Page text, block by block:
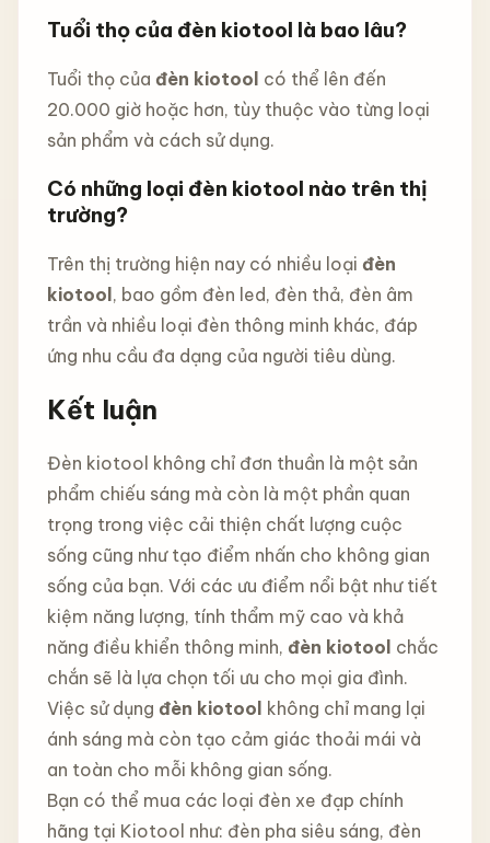
Tuổi thọ của đèn kiotool là bao lâu?
Tuổi thọ của đèn kiotool có thể lên đến
20.000 giờ hoặc hơn, tùy thuộc vào từng loại
sản phẩm và cách sử dụng.
Có những loại đèn kiotool nào trên thị
trường?
Trên thị trường hiện nay có nhiều loại đèn
kiotool, bao gồm đèn led, đèn thả, đèn âm
trần và nhiều loại đèn thông minh khác, đáp
ứng nhu cầu đa dạng của người tiêu dùng.
Kết luận
Đèn kiotool không chỉ đơn thuần là một sản
phẩm chiếu sáng mà còn là một phần quan
trọng trong việc cải thiện chất lượng cuộc
sống cũng như tạo điểm nhấn cho không gian
sống của bạn. Với các ưu điểm nổi bật như tiết
kiệm năng lượng, tính thẩm mỹ cao và khả
năng điều khiển thông minh, đèn kiotool chắc
chắn sẽ là lựa chọn tối ưu cho mọi gia đình.
Việc sử dụng đèn kiotool không chỉ mang lại
ánh sáng mà còn tạo cảm giác thoải mái và
an toàn cho mỗi không gian sống.
Bạn có thể mua các loại đèn xe đạp chính
hãng tại Kiotool như: đèn pha siêu sáng, đèn